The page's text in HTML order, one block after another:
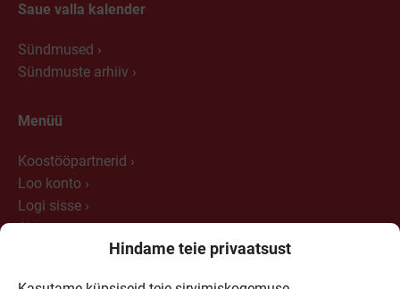
Hindame teie privaatsust
Saue valla kalender
Sündmused
Sündmuste arhiiv
Menüü
Koostööpartnerid
Loo konto
Logi sisse
Abi